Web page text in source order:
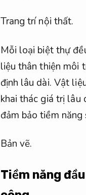
Trang trí nội thất.
Mỗi loại biệt thự
liệu thân thiện môi
định lâu dài. Vật
khai thác giá trị
đảm bảo tiềm
Bản vẽ.
Tiềm năng